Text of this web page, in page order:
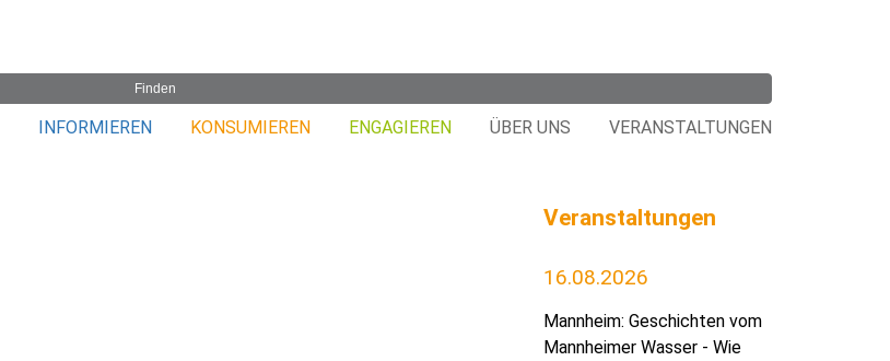
INFORMIEREN KONSUMIEREN ENGAGIEREN ÜBER UNS VERANSTALTUNGEN
Veranstaltungen
16.08.2026
Mannheim: Geschichten vom
Mannheimer Wasser - Wie